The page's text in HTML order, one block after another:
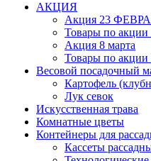
АКЦИЯ
Акция 23
Товары по акции
Акция 8 марта
Товары по акции
Весовой посадочный
Картофель
Лук севок
Искусственная трава
Комнатные цветы
Контейнеры для
Кассеты